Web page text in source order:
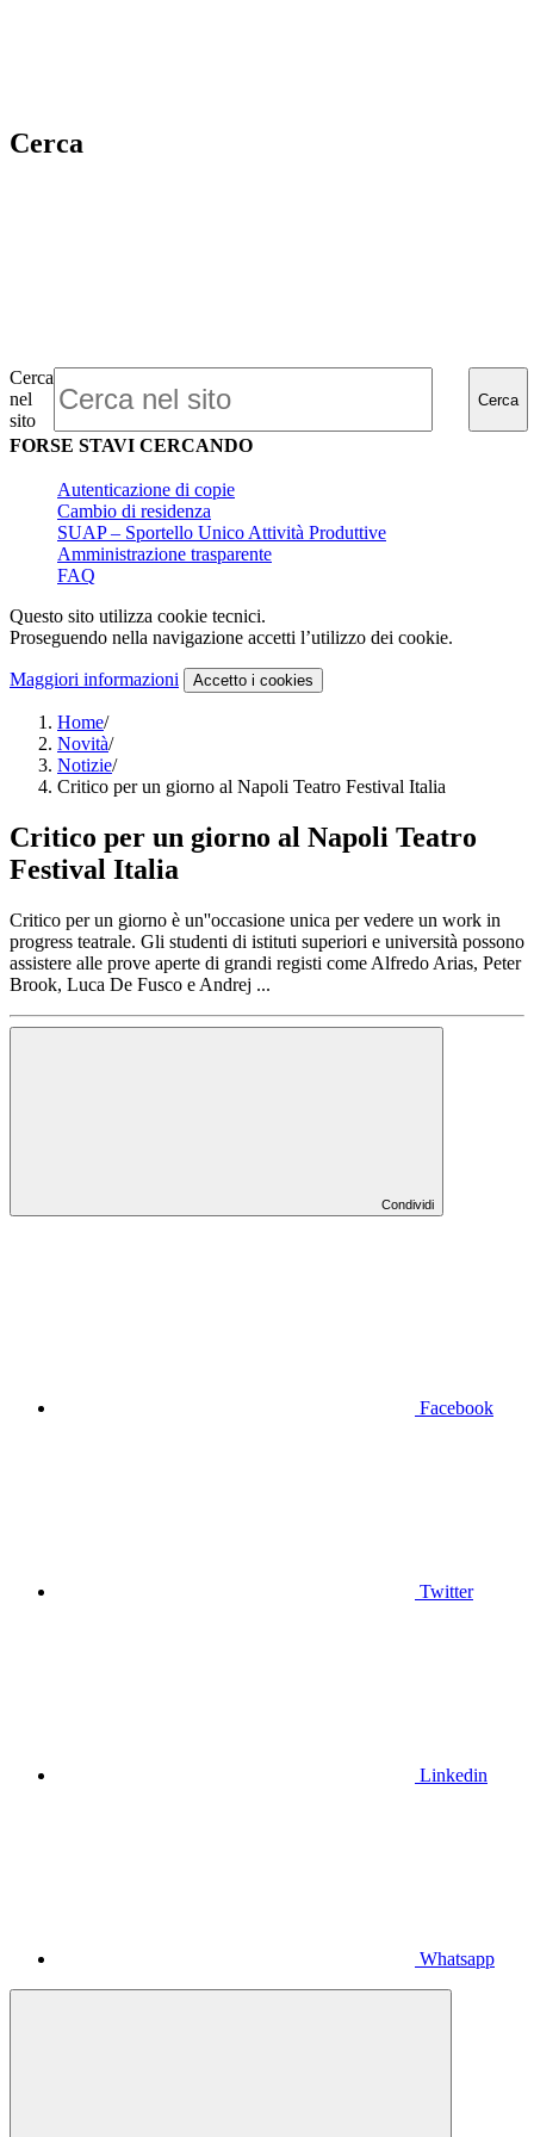
Cerca
Cerca
nel
sito
Cerca
FORSE STAVI CERCANDO
Autenticazione di copie
Cambio di residenza
SUAP – Sportello Unico Attività Produttive
Amministrazione trasparente
FAQ
Questo sito utilizza cookie tecnici.
Proseguendo nella navigazione accetti l’utilizzo dei cookie.
Maggiori informazioni Accetto i cookies
Home/
Novità/
Notizie/
Critico per un giorno al Napoli Teatro Festival Italia
Critico per un giorno al Napoli Teatro
Festival Italia
Critico per un giorno è un''occasione unica per vedere un work in
progress teatrale. Gli studenti di istituti superiori e università possono
assistere alle prove aperte di grandi registi come Alfredo Arias, Peter
Brook, Luca De Fusco e Andrej ...
Condividi
Facebook
Twitter
Linkedin
Whatsapp